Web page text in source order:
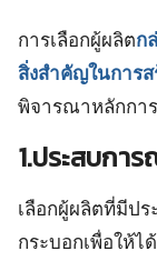
การเลือกผู้ผลิตก
สิ่งสำคัญในการ
พิจารณาหลักกา
1.ประสบกา
เลือกผู้ผลิตที่มีป
กระบอกเพื่อให้